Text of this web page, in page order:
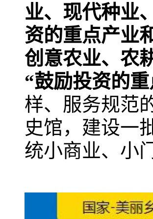
业、现代种业
资的重点产业
创意农业、农
“鼓励投资的
样、服务规范
史馆，建设一
统小商业、小